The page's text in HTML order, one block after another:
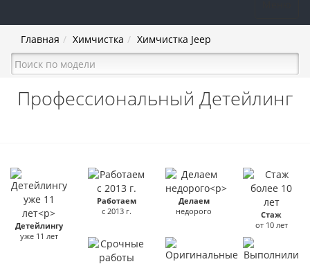
Главная Химчистка Химчистка Jeep
Профессиональный Детейлинг
Детейлингу
уже 11 лет
Работаем
с 2013 г.
Делаем
недорого
Стаж
от 10 лет